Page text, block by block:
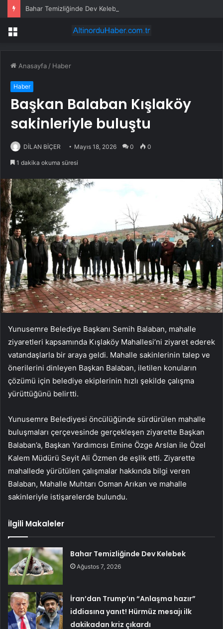
Bahar Temizliğinde Dev Kelebek
Menü
Anasayfa / Haber
Haber
Başkan Balaban Kışlaköy
sakinleriyle buluştu
DİLAN BİÇER Mayıs 18, 2026 0 0
1 dakika okuma süresi
Yunusemre Belediye Başkanı Semih Balaban, mahalle
ziyaretleri kapsamında Kışlaköy Mahallesi’ni ziyaret ederek
vatandaşlarla bir araya geldi. Mahalle sakinlerinin talep ve
önerilerini dinleyen Başkan Balaban, iletilen konuların
çözümü için belediye ekiplerinin hızlı şekilde çalışma
yürüttüğünü belirtti.
Yunusemre Belediyesi öncülüğünde sürdürülen mahalle
buluşmaları çerçevesinde gerçekleşen ziyarette Başkan
Balaban’a, Başkan Yardımcısı Emine Özge Arslan ile Özel
Kalem Müdürü Seyit Ali Özmen de eşlik etti. Ziyarette
mahallede yürütülen çalışmalar hakkında bilgi veren
Balaban, Mahalle Muhtarı Osman Arıkan ve mahalle
sakinleriyle istişarelerde bulundu.
İlgili Makaleler
Bahar Temizliğinde Dev Kelebek
Ağustos 7, 2026
İran’dan Trump’ın “Anlaşma hazır”
iddiasına yanıt! Hürmüz mesajı ilk
dakikadan kriz çıkardı